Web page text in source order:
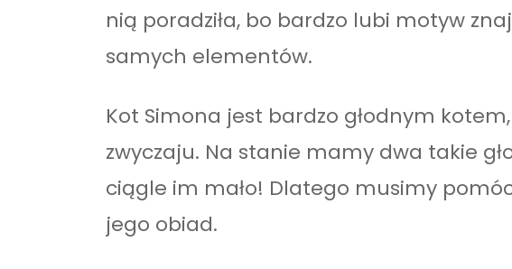
nią poradziła, bo bardzo lubi motyw
samych elementów.
Kot Simona jest bardzo głodnym
zwyczaju. Na stanie mamy dwa takie
ciągle im mało! Dlatego musimy
jego obiad.